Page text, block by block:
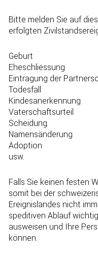
Bitte melden Sie auf
erfolgten
Geburt
Eheschliessung
Eintragung der
Todesfall
Kindesanerkennung
Vaterschaftsurteil
Scheidung
Namensänderung
Adoption
usw.
Falls Sie keinen festen
somit bei der
Ereignislandes nicht
speditiven Ablauf
ausweisen und Ihre
können.